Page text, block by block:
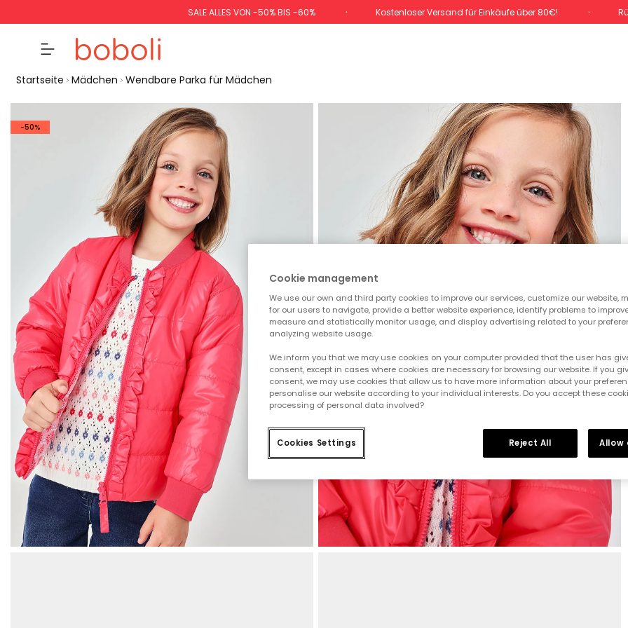
SALE ALLES VON -50% BIS -60% Kostenloser Versand für Einkäufe über 80€!
Startseite Mädchen Wendbare Parka für Mädchen
-50%
Cookie management
We use our own and third party cookies to improve our services, customize our website,
for our users to navigate, provide a better website experience, identify problems to
measure and statistically monitor usage, and display advertising related to your
analyzing website usage.
We inform you that we may use cookies on your computer provided that the user has
consent, except in cases where cookies are necessary for browsing our website. If you
consent, we may use cookies that allow us to have more information about your
personalise our website according to your individual interests. Do you accept these
processing of personal data involved?
Cookies Settings Reject All Allow